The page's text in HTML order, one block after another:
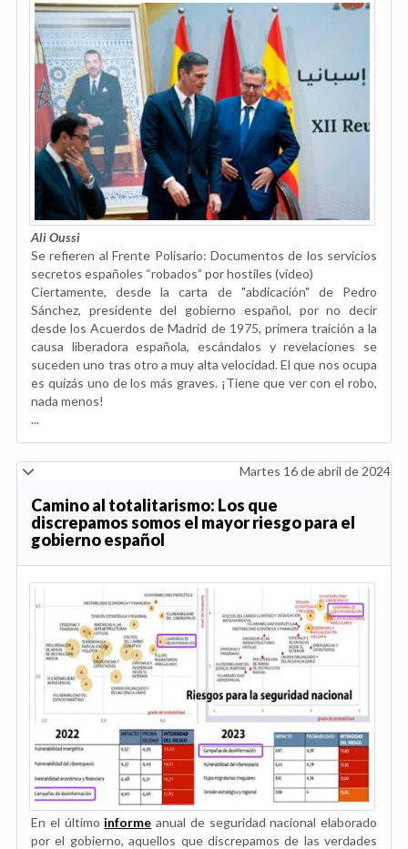
Ali Oussi
Se refieren al Frente Polisario: Documentos de los servicios
secretos españoles “robados” por hostiles (vídeo)
Ciertamente, desde la carta de "abdicación" de Pedro
Sánchez, presidente del gobierno español, por no decir
desde los Acuerdos de Madrid de 1975, primera traición a la
causa liberadora española, escándalos y revelaciones se
suceden uno tras otro a muy alta velocidad. El que nos ocupa
es quizás uno de los más graves. ¡Tiene que ver con el robo,
nada menos!
...
Martes 16 de abril de 2024
Camino al totalitarismo: Los que
discrepamos somos el mayor riesgo para el
gobierno español
En el último informe anual de seguridad nacional elaborado
por el gobierno, aquellos que discrepamos de las verdades